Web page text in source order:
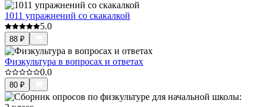
1011 упражнений со скакалкой
5.0
88 ₽
Физкультура в вопросах и ответах
0.0
80 ₽